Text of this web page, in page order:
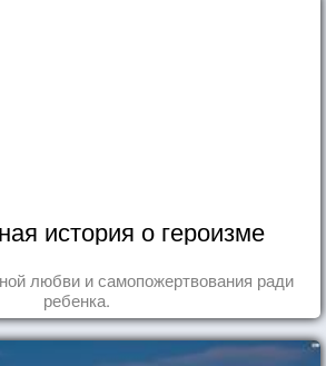
история о героизме
любви и самопожертвования ради
ребенка.